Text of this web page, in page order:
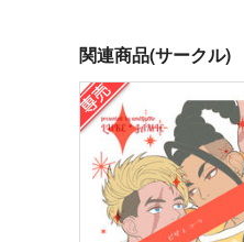
This is Love.
nini
関連商品(サークル)